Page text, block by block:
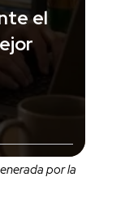
el
por la